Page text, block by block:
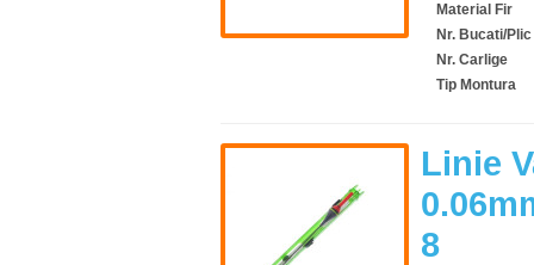
Material Fir
Nr. Bucati/Plic
Nr. Carlige
Tip Montura
Linie
8